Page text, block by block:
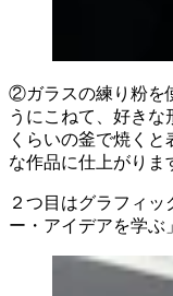
②ガラスの練り粉を
うにこねて、好き
くらいの釜で焼く
な作品に仕上がりま
２つ目はグラフィ
ー・アイデアを学ぶ